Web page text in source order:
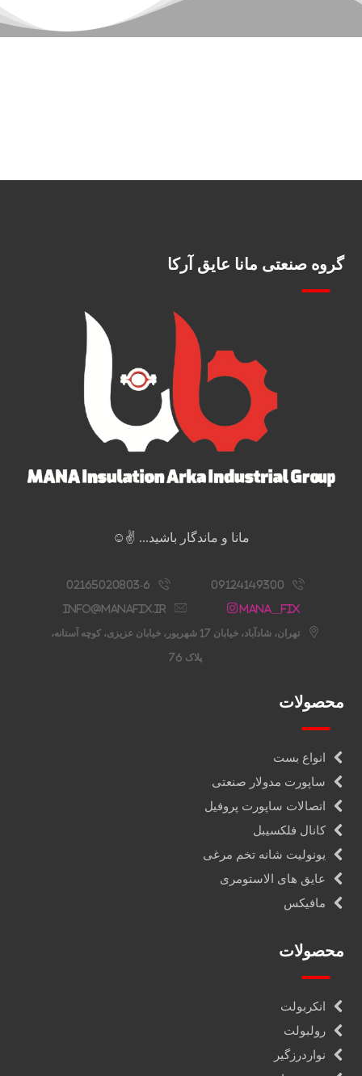
گروه صنعتی مانا عایق آرکا
مانا و ماندگار باشید... ✌️☺️
09124149300
02165020803-6
Mana__fix
info@manafix.ir
تهران، شادآباد، خیابان 17 شهریور، خیابان عزیزی، کوچه آستانه،
پلاک 76
محصولات
انواع بست
ساپورت مدولار صنعتی
اتصالات ساپورت پروفیل
کانال فلکسیبل
یونولیت شانه تخم مرغی
عایق های الاستومری
مافیکس
محصولات
انکربولت
رولبولت
نواردرزگیر